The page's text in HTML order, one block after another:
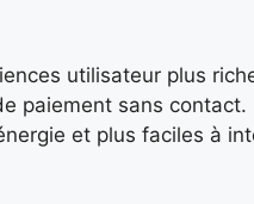
utilisateur plus
paiement sans contact.
et plus faciles à